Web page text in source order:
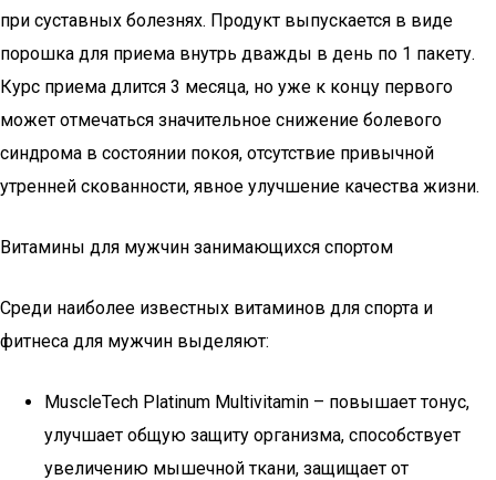
при суставных болезнях. Продукт выпускается в виде
порошка для приема внутрь дважды в день по 1 пакету.
Курс приема длится 3 месяца, но уже к концу первого
может отмечаться значительное снижение болевого
синдрома в состоянии покоя, отсутствие привычной
утренней скованности, явное улучшение качества жизни.
Витамины для мужчин занимающихся спортом
Среди наиболее известных витаминов для спорта и
фитнеса для мужчин выделяют:
MuscleTech Platinum Multivitamin – повышает тонус,
улучшает общую защиту организма, способствует
увеличению мышечной ткани, защищает от